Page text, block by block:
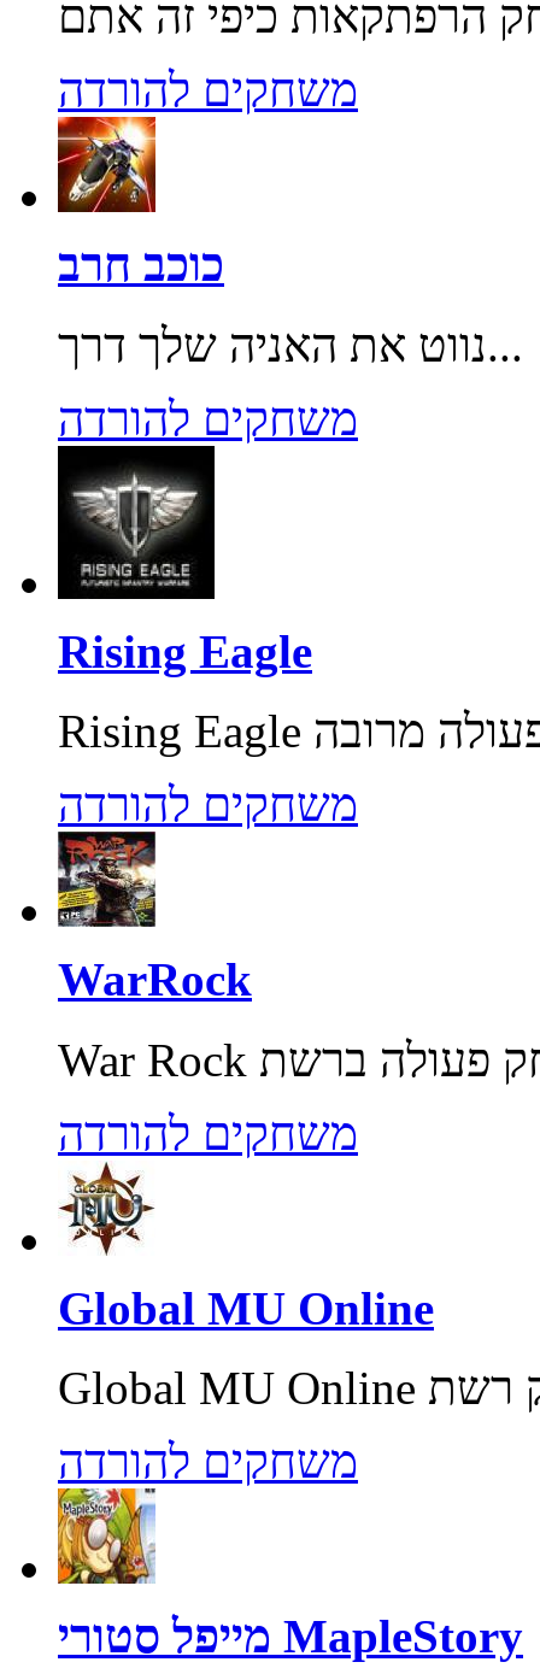
משחקים להורדה
כוכב חרב
נווט את האניה שלך דרך...
משחקים להורדה
Rising Eagle
משחקים להורדה
WarRock
משחקים להורדה
Global MU Online
משחקים להורדה
מייפל סטורי MapleStory